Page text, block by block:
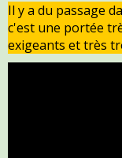
Il y a du passage
c'est une portée
exigeants et très